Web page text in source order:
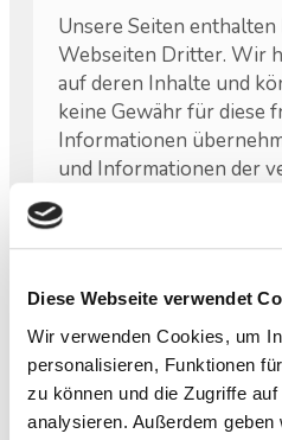
Diese Webseite verwendet
Wir verwenden Cookies, um
personalisieren, Funktionen
zu können und die Zugriffe
analysieren. Außerdem
Unsere Seiten
Webseiten Dritter. Wir
auf deren Inhalte und
keine Gewähr für diese
Informationen
und Informationen der
ist stets der jeweilige
bzw. der jeweilige
Informationen
Webseiten auf mögliche
überprüft und konnten
keine rechtswidrigen
Informationen
Anhaltspunkte einer